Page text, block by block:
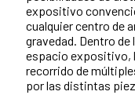
expositivo
cualquier centro de
gravedad. Dentro de
espacio expositivo,
recorrido de
por las distintas